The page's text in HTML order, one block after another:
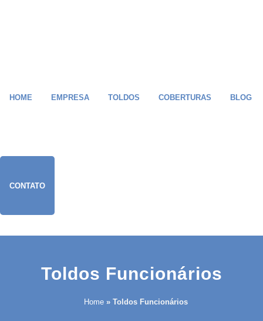
HOME EMPRESA TOLDOS COBERTURAS BLOG
CONTATO
Toldos Funcionários
Home » Toldos Funcionários